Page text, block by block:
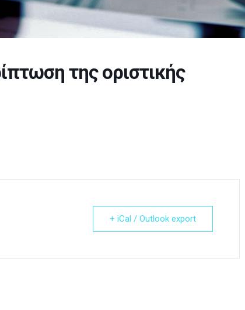
της οριστικής
+ iCal / Outlook export